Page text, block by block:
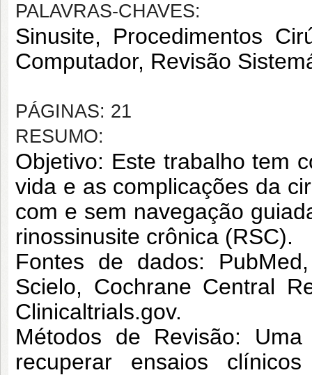
PALAVRAS-CHAVES:
Sinusite, Procedimentos
Computador, Revisão
PÁGINAS: 21
RESUMO:
Objetivo: Este trabalho tem
vida e as complicações da
com e sem navegação
rinossinusite crônica (RSC).
Fontes de dados:
Scielo, Cochrane Central
Clinicaltrials.gov.
Métodos de Revisão:
recuperar ensaios